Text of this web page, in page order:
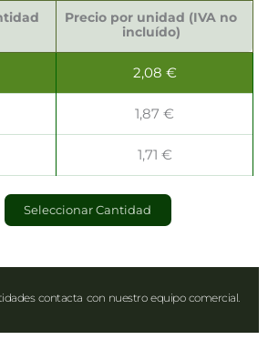
Precio por unidad (IVA no
incluído)
2,08 €
1,87€
1,71 €
Seleccionar Cantidad
contacta con nuestro equipo comercial.